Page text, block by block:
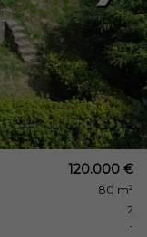
120.000 €
80 m²
2
1